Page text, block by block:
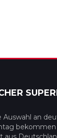
an
bekommen